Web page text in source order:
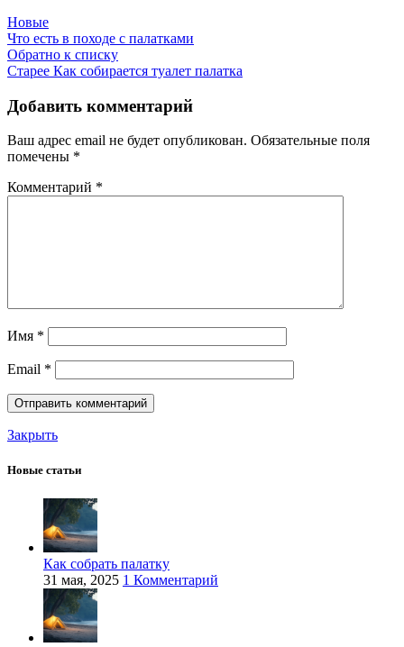
Новые
Что есть в походе с палатками
Обратно к списку
Старее Как собирается туалет палатка
Добавить комментарий
Ваш адрес email не будет опубликован. Обязательные поля
помечены *
Комментарий *
Имя *
Email *
Закрыть
Новые статьи
Как собрать палатку
31 мая, 2025 1 Комментарий